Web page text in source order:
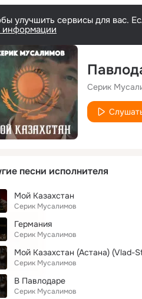
улучшить сервисы для вас.
Серик
песни исполнителя
Мой Казахстан
Серик Мусалимов
Германия
Серик Мусалимов
Мой Казахстан (Астана) (Vlad-
Серик Мусалимов
В Павлодаре
Серик Мусалимов